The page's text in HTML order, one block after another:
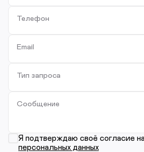
Телефон
Email
Тип запроса
Сообщение
Я подтверждаю своё согласие
персональных данных